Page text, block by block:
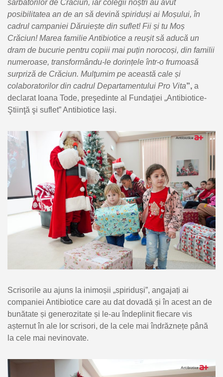
sărbătorilor de Crăciun, iar colegii noștri au avut
posibilitatea an de an să devină spiriduși ai Moșului, în
cadrul campaniei Dăruiește din suflet! Fii și tu Moș
Crăciun! Marea familie Antibiotice a reușit să aducă un
dram de bucurie pentru copiii mai puțin norocoși, din familii
numeroase, transformându-le dorințele într-o frumoasă
surpriză de Crăciun. Mulţumim pe această cale și
colaboratorilor din cadrul Departamentului Pro Vita”, a
declarat Ioana Tode, preşedinte al Fundaţiei „Antibiotice-
Ştiinţă şi suflet” Antibiotice Iași.
Scrisorile au ajuns la inimoșii „spiriduși”, angajați ai
companiei Antibiotice care au dat dovadă și în acest an de
bunătate și generozitate și le-au îndeplinit fiecare vis
așternut în ale lor scrisori, de la cele mai îndrăznețe până
la cele mai nevinovate.